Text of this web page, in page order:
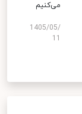
می‌کنیم
1405/05/